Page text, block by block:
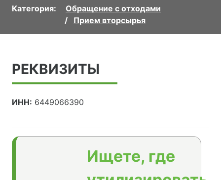
Категория:
Обращение с отходами
Прием вторсырья
РЕКВИЗИТЫ
ИНН: 6449066390
Ищете, где